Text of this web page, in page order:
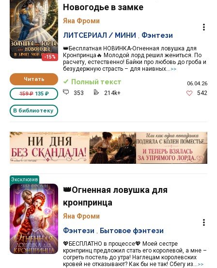
-15%
Читать
159 ₽135 ₽
В библиотеку
Новогодье в замке
Яна Фроми
👑Бесплатная НОВИНКА-Огненная ловушка для
Кронпринца🔥 Молодой лорд решил жениться. По
расчету, естественно! Байки про любовь до гроба и
безудержную страсть – для наивных...>>
ЛИТСЕРИАЛ / МИНИ Фэнтези
Полный текст 06.04.26
353 214k+ 542
Реклама 16+ АО «ЛитГород»
Эксклюзив
👑Огненная ловушка для
кронпринца
Яна Фроми
💖БЕСПЛАТНО в процессе💖 Моей сестре
кронпринц предложил стать его королевой, а мне –
согреть постель до утра! Наглецам королевских
кровей не отказывают? Как бы не так! Сбегу из...
>>
Фэнтези Бытовое фэнтези